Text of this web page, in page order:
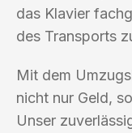
das Klavier
des Transports
Mit dem
nicht nur Geld,
Unser